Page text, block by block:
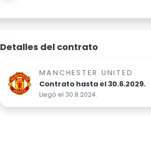
Detalles del contrato
MANCHESTER UNITED
Contrato hasta el 30.6.2029.
Llegó el 30.8.2024.